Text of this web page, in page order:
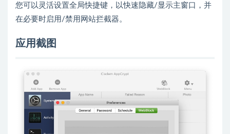
您可以灵活设置全局快捷键，以快速隐藏/显示主窗口，并
在必要时启用/禁用网站拦截器。
应用截图